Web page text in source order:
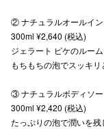
② ナチュラルオールイ
300ml ¥2,640 (税込)
ジェラート ピケのルー
もちもちの泡でスッキリ
③ ナチュラルボディソ
300ml ¥2,420 (税込)
たっぷりの泡で潤いを残